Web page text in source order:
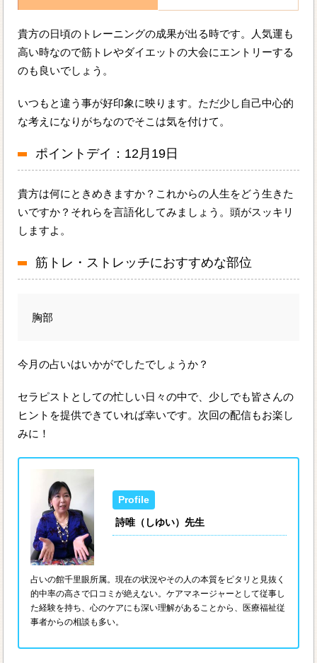
貴方の日頃のトレーニングの成果が出る時です。人気運も
高い時なので筋トレやダイエットの大会にエントリーする
のも良いでしょう。
いつもと違う事が好印象に映ります。ただ少し自己中心的
な考えになりがちなのでそこは気を付けて。
ポイントデイ：12月19日
貴方は何にときめきますか？これからの人生をどう生きた
いですか？それらを言語化してみましょう。頭がスッキリ
しますよ。
筋トレ・ストレッチにおすすめな部位
胸部
今月の占いはいかがでしたでしょうか？
セラピストとしての忙しい日々の中で、少しでも皆さんの
ヒントを提供できていれば幸いです。次回の配信もお楽し
みに！
詩唯（しゆい）先生
占いの館千里眼所属。現在の状況やその人の本質をピタリと見抜く
的中率の高さで口コミが絶えない。ケアマネージャーとして従事し
た経験を持ち、心のケアにも深い理解があることから、医療福祉従
事者からの相談も多い。